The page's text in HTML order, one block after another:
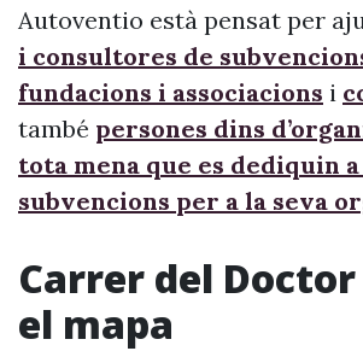
Autoventio està pensat per
i consultores de
fundacions i associacions i
també persones dins
tota mena que es dediquin
subvencions per a la seva
Carrer del Doctor
el mapa